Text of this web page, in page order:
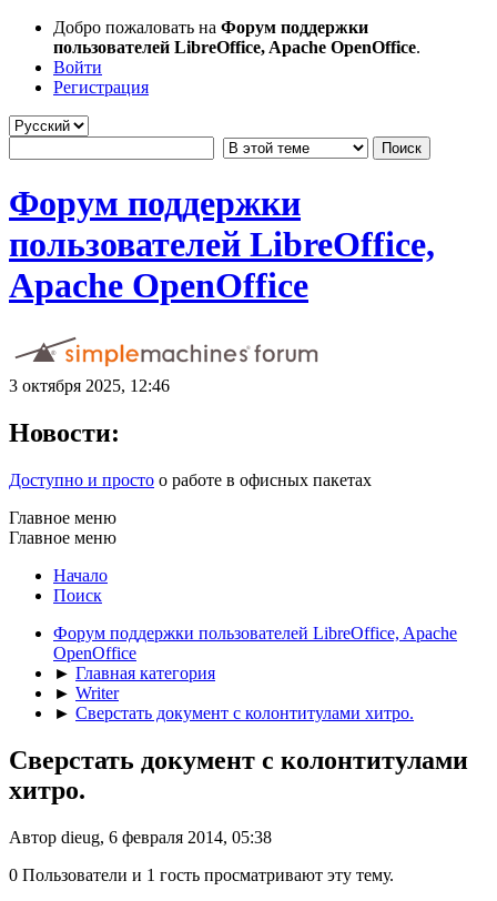
Добро пожаловать на Форум поддержки
пользователей LibreOffice, Apache OpenOffice.
Войти
Регистрация
Форум поддержки
пользователей LibreOffice,
Apache OpenOffice
3 октября 2025, 12:46
Новости:
Доступно и просто о работе в офисных пакетах
Главное меню
Главное меню
Начало
Поиск
Форум поддержки пользователей LibreOffice, Apache
OpenOffice
► Главная категория
► Writer
► Сверстать документ с колонтитулами хитро.
Сверстать документ с колонтитулами
хитро.
Автор dieug, 6 февраля 2014, 05:38
0 Пользователи и 1 гость просматривают эту тему.